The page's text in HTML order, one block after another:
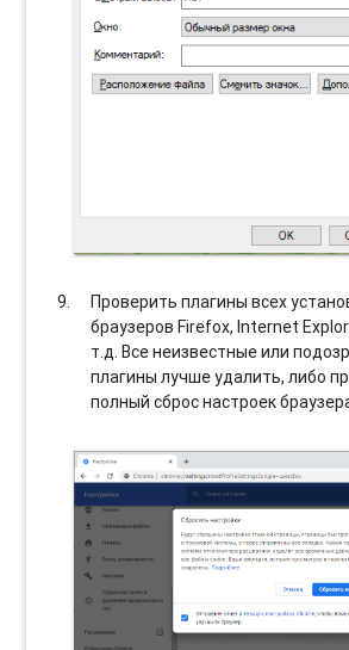
Проверить плагины всех
браузеров Firefox, Internet
т.д. Все неизвестные или
плагины лучше удалить, либо
полный сброс настроек